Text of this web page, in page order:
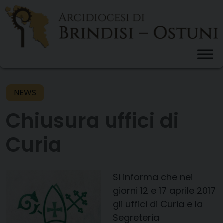
Skip
content
NEWS
Si informa che nei
giorni 12 e 17 aprile 2017
gli uffici di Curia e la
Segreteria